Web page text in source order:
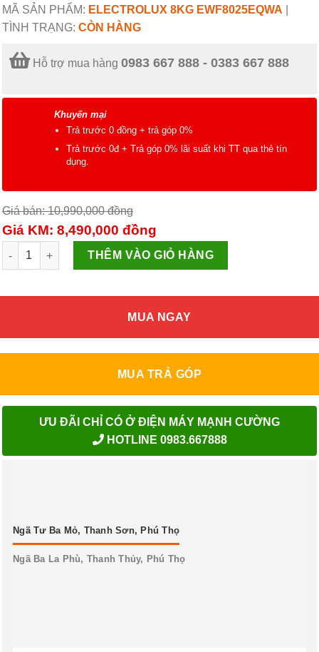
MÃ SẢN PHẨM: ELECTROLUX 8KG EWF8025EQWA
TÌNH TRẠNG: CÒN HÀNG
Hỗ trợ mua hàng 0983 667 888 - 0383 667 888
Khuyến mại
Trả trước 0 đồng + trả góp 0%
Trả trước 0đ + Trả góp 0% lãi suất khi TT qua thẻ tín
dụng.
Giá bán: 10,990,000đồng
Giá KM: 8,490,000 đồng
Máy giặt 8 Kg Electrolux EWF8025EQWA số lượng
THÊM VÀO GIỎ HÀNG
MUA NGAY
MUA TRẢ GÓP
ƯU ĐÃI CHỈ CÓ Ở ĐIỆN MÁY MẠNH CƯỜNG
HOTLINE 0983.667888
Ngã Tư Ba Mỏ, Thanh Sơn, Phú Thọ
Ngã Ba La Phù, Thanh Thủy, Phú Thọ